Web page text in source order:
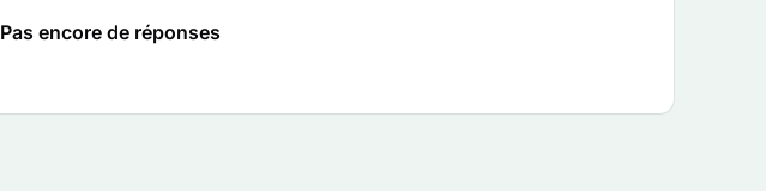
Pas encore de réponses